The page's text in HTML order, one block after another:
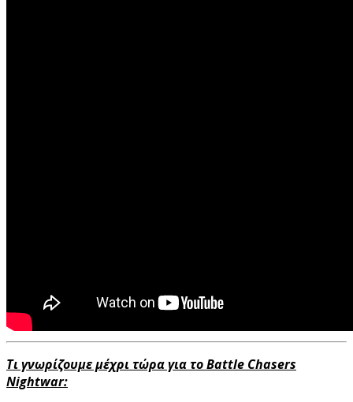
Τι γνωρίζουμε μέχρι τώρα για το Battle Chasers
Nightwar: